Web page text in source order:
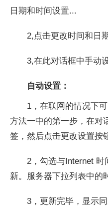
日期和时间设置...
2,点击更改时间和日
3,在此对话框中手动
自动设置：
1，在联网的情况下
方法一中的第一步，在对
签，然后点击更改设置按
2，勾选与Internet 时
新。服务器下拉列表中的
3，更新完毕，显示同